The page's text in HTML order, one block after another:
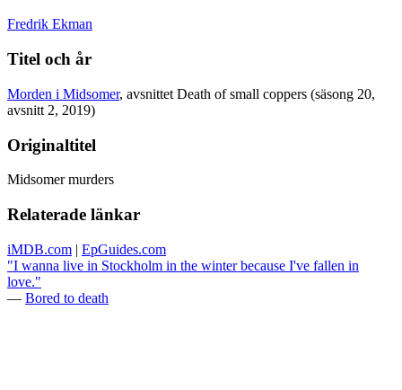
Fredrik Ekman
Titel och år
Morden i Midsomer, avsnittet Death of small coppers (säsong 20,
avsnitt 2, 2019)
Originaltitel
Midsomer murders
Relaterade länkar
iMDB.com | EpGuides.com
"I wanna live in Stockholm in the winter because I've fallen in
love."
— Bored to death